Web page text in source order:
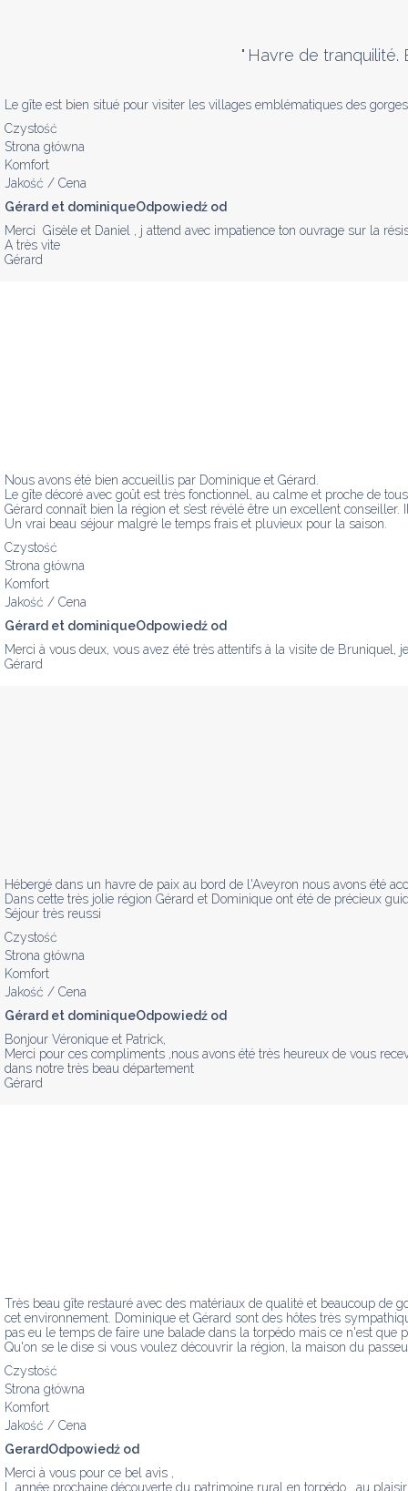
" Havre de tranquilité.
Le gîte est bien situé pour visiter les villages emblématiques des
Czystość
Strona główna
Komfort
Jakość / Cena
Gérard et dominiqueOdpowiedź od
Merci  Gisèle et Daniel , j attend avec impatience ton ouvrage sur la
A très vite
Gérard
Nous avons été bien accueillis par Dominique et Gérard.
Le gîte décoré avec goût est très fonctionnel, au calme et proche de
Gérard connaît bien la région et s’est révélé être un excellent
Un vrai beau séjour malgré le temps frais et pluvieux pour la saison.
Czystość
Strona główna
Komfort
Jakość / Cena
Gérard et dominiqueOdpowiedź od
Merci à vous deux, vous avez été très attentifs à la visite de
Gérard
Hébergé dans un havre de paix au bord de l'Aveyron nous avons été
Dans cette très jolie région Gérard et Dominique ont été de précieux
Séjour très reussi
Czystość
Strona główna
Komfort
Jakość / Cena
Gérard et dominiqueOdpowiedź od
Bonjour Véronique et Patrick,
Merci pour ces compliments ,nous avons été très heureux de vous
dans notre très beau département
Gérard
Très beau gîte restauré avec des matériaux de qualité et beaucoup de
cet environnement. Dominique et Gérard sont des hôtes très
pas eu le temps de faire une balade dans la torpédo mais ce n'est que
Qu'on se le dise si vous voulez découvrir la région, la maison du
Czystość
Strona główna
Komfort
Jakość / Cena
GerardOdpowiedź od
Merci à vous pour ce bel avis ,
L année prochaine découverte du patrimoine rural en torpédo  ,au